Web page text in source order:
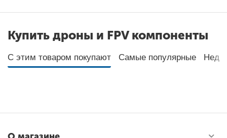
Купить дроны и FPV компоненты
С этим товаром покупают Самые популярные